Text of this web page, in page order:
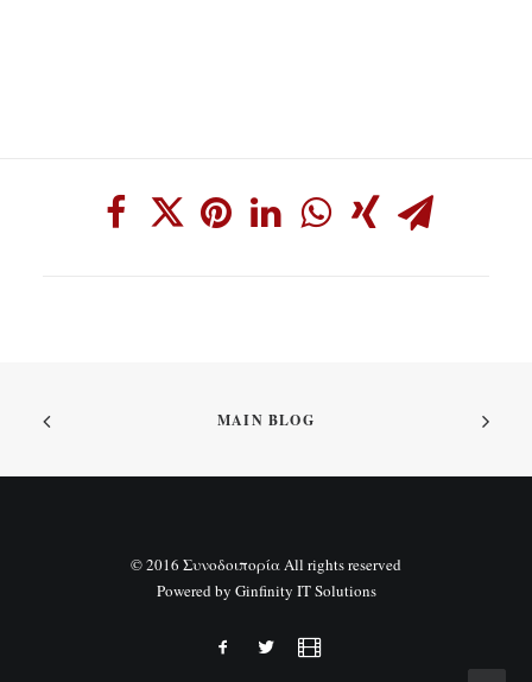
MAIN BLOG
© 2016 Συνοδοιπορία All rights reserved
Powered by Ginfinity IT Solutions